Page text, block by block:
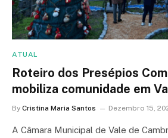
ATUAL
Roteiro dos Presépios
mobiliza comunidade em
By Cristina Maria Santos Dezembro 15,
A Câmara Municipal de Vale de